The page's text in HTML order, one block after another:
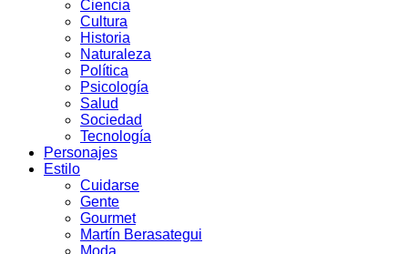
Ciencia
Cultura
Historia
Naturaleza
Política
Psicología
Salud
Sociedad
Tecnología
Personajes
Estilo
Cuidarse
Gente
Gourmet
Martín Berasategui
Moda